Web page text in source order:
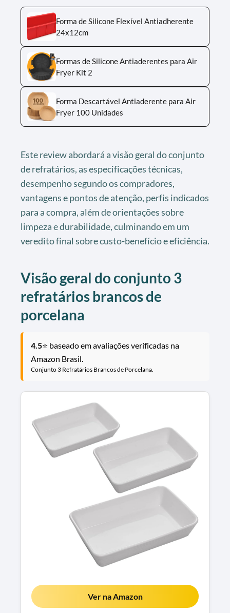
Forma de Silicone Flexível Antiadherente
24x12cm
Formas de Silicone Antiaderentes para Air
Fryer Kit 2
Forma Descartável Antiaderente para Air
Fryer 100 Unidades
Este review abordará a visão geral do conjunto
de refratários, as especificações técnicas,
desempenho segundo os compradores,
vantagens e pontos de atenção, perfis indicados
para a compra, além de orientações sobre
limpeza e durabilidade, culminando em um
veredito final sobre custo-benefício e eficiência.
Visão geral do conjunto 3
refratários brancos de
porcelana
4.5⭐ baseado em avaliações verificadas na
Amazon Brasil.
Conjunto 3 Refratários Brancos de Porcelana.
Ver na Amazon